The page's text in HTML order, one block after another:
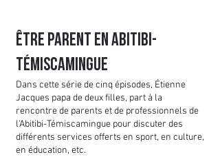
Être parent en abitibi-
témiscamingue
Dans cette série de cinq épisodes, Étienne
Jacques papa de deux filles, part à la
rencontre de parents et de professionnels de
l'Abitibi-Témiscamingue pour discuter des
différents services offerts en sport, en culture,
en éducation, etc.